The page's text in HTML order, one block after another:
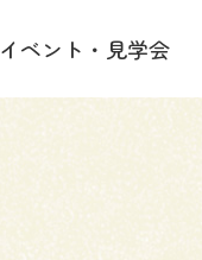
イベント・見学会